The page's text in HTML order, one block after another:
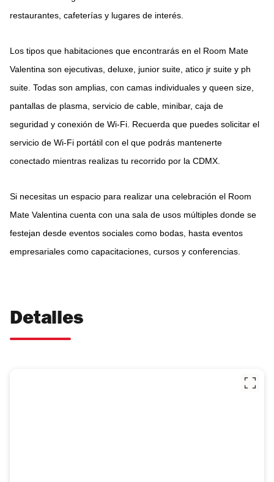
restaurantes, cafeterías y lugares de interés.
Los tipos que habitaciones que encontrarás en el Room Mate
Valentina son ejecutivas, deluxe, junior suite, atico jr suite y ph
suite. Todas son amplias, con camas individuales y queen size,
pantallas de plasma, servicio de cable, minibar, caja de
seguridad y conexión de Wi-Fi. Recuerda que puedes solicitar el
servicio de Wi-Fi portátil con el que podrás mantenerte
conectado mientras realizas tu recorrido por la CDMX.
Si necesitas un espacio para realizar una celebración el Room
Mate Valentina cuenta con una sala de usos múltiples donde se
festejan desde eventos sociales como bodas, hasta eventos
empresariales como capacitaciones, cursos y conferencias.
Detalles